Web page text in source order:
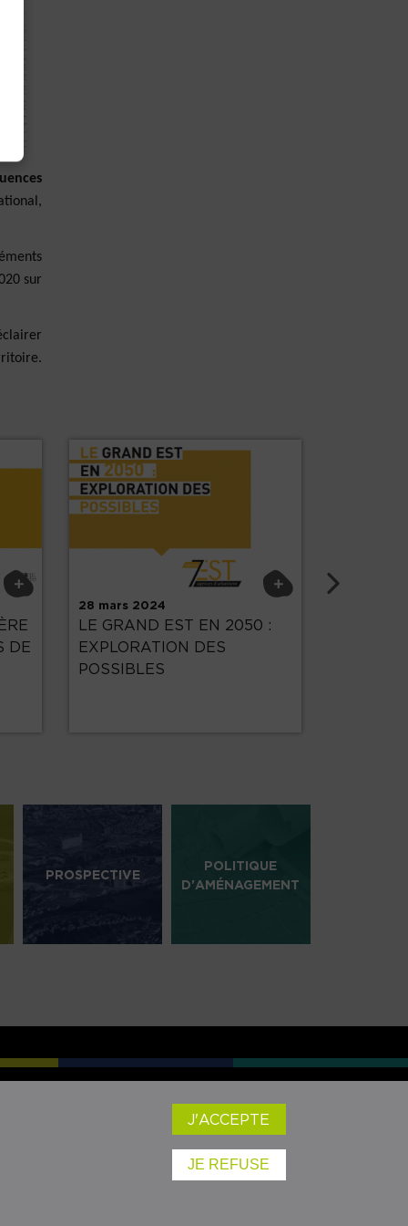
sur
+
DE
+
28 mars 2024
LE GRAND EST EN 2050 :
EXPLORATION DES
POSSIBLES
PROSPECTIVE
POLITIQUE
D'AMÉNAGEMENT
- ©audrr - 2024
J'ACCEPTE
JE REFUSE